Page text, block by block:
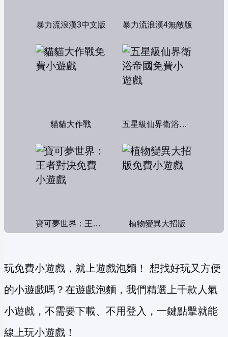
暴力流浪漢3中文版 暴力流浪漢4無敵版
貓貓大作戰 五星級仙界衛浴帝國
寶可夢世界：王者對決 植物變異大招版
玩免費小遊戲，就上遊戲泡麵！ 想找好玩又方便
的小遊戲嗎？在遊戲泡麵，我們精選上千款人氣
小遊戲，不需要下載、不用登入，一鍵點擊就能
線上玩小遊戲！